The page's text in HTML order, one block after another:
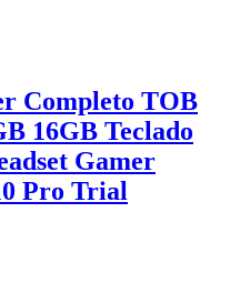
Completo TOB
16GB Teclado
Gamer
Pro Trial